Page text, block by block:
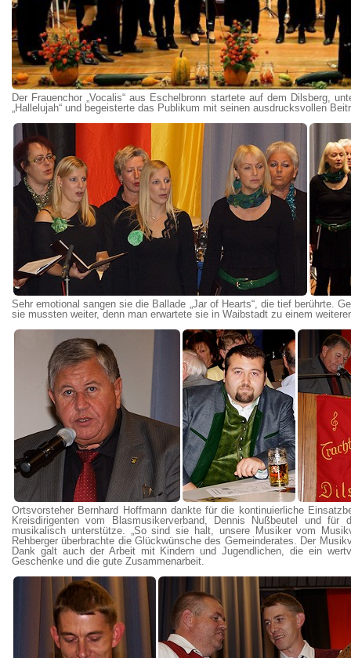
Der Frauenchor „Vocalis“ aus Eschelbronn startete auf dem Dilsberg,
„Hallelujah“ und begeisterte das Publikum mit seinen ausdrucksvollen
Sehr emotional sangen sie die Ballade „Jar of Hearts“, die tief berührte.
sie mussten weiter, denn man erwartete sie in Waibstadt zu einem
Ortsvorsteher Bernhard Hoffmann dankte für die kontinuierliche
Kreisdirigenten vom Blasmusikerverband, Dennis Nußbeutel und
musikalisch unterstütze. „So sind sie halt, unsere Musiker vom
Rehberger überbrachte die Glückwünsche des Gemeinderates. Der
Dank galt auch der Arbeit mit Kindern und Jugendlichen, die ein
Geschenke und die gute Zusammenarbeit.